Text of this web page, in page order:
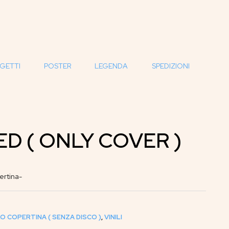
POSTER LEGENDA SPEDIZIONI
( ONLY COVER )
COPERTINA ( SENZA DISCO ),VINILI